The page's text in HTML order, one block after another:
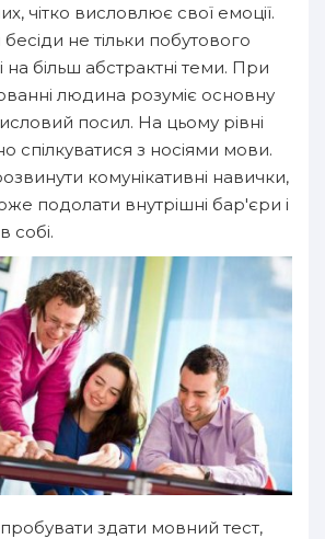
чітко висловлює свої емоції.
не тільки побутового
на більш абстрактні теми. При
людина розуміє основну
посил. На цьому рівні
спілкуватися з носіями мови.
комунікативні навички,
подолати внутрішні бар'єри і
собі.
здати мовний тест,